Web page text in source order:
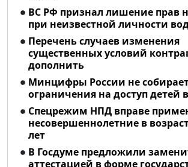
ВС РФ признал лишение прав
при неизвестной личности
Перечень случаев изменения
существенных условий
дополнить
Минцифры России не
ограничения на доступ детей
Спецрежим НПД вправе
несовершеннолетние в
лет
В Госдуме предложили
аттестацией в форме